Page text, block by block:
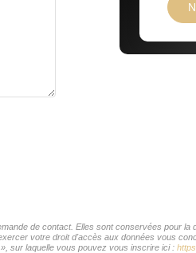
de contact. Elles sont conservées pour
votre droit d'accès aux données vous
sur laquelle vous pouvez vous inscrire ici :